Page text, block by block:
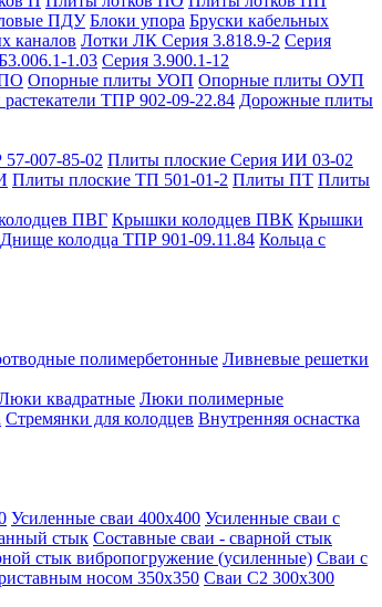
ПДУ Блоки упора Бруски кабельных
каналов Лотки ЛК Серия 3.818.9-2 Серия
1.03 Серия 3.900.1-12
Опорные плиты УОП Опорные плиты ОУП
ТПР 902-09-22.84 Дорожные плиты
007-85-02 Плиты плоские Серия ИИ 03-02
Плиты плоские ТП 501-01-2 Плиты ПТ Плиты
ПВГ Крышки колодцев ПВК Крышки
Днище колодца ТПР 901-09.11.84 Кольца с
полимербетонные Ливневые решетки
квадратные Люки полимерные
Стремянки для колодцев Внутренняя оснастка
Усиленные сваи 400х400 Усиленные сваи с
стык Составные сваи - сварной стык
стык вибропогружение (усиленные) Сваи с
носом 350х350 Сваи С2 300х300